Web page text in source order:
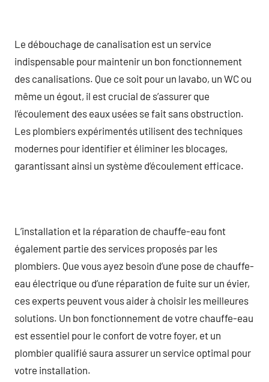
Le débouchage de canalisation est un service
indispensable pour maintenir un bon fonctionnement
des canalisations. Que ce soit pour un lavabo, un WC ou
même un égout, il est crucial de s’assurer que
l’écoulement des eaux usées se fait sans obstruction.
Les plombiers expérimentés utilisent des techniques
modernes pour identifier et éliminer les blocages,
garantissant ainsi un système d’écoulement efficace.
L’installation et la réparation de chauffe-eau font
également partie des services proposés par les
plombiers. Que vous ayez besoin d’une pose de chauffe-
eau électrique ou d’une réparation de fuite sur un évier,
ces experts peuvent vous aider à choisir les meilleures
solutions. Un bon fonctionnement de votre chauffe-eau
est essentiel pour le confort de votre foyer, et un
plombier qualifié saura assurer un service optimal pour
votre installation.